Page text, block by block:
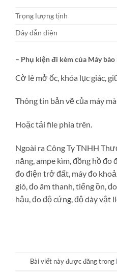
Trọng lượng tịnh
Dây dẫn điện
– Phụ kiện đi kèm của Máy
Cờ lê mở ốc, khóa lục giác,
Thông tin bản vẽ của máy
Hoặc tải file phía trên.
Ngoài ra Công Ty TNHH
năng, ampe kìm, đồng hồ đo
đo điện trở đất, máy đo
gió, đo âm thanh, tiếng ồn,
hậu, đo độ cứng, độ dày vật
Bài viết này được đăng trong